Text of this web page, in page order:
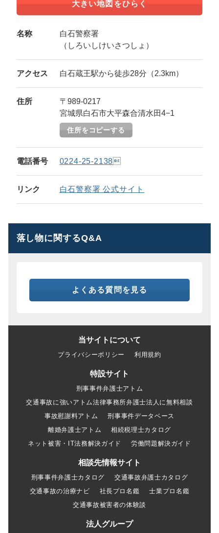
大きい地図をひらく
名称
白石警察署
（しろいしけいさつしょ）
アクセス 白石蔵王駅から徒歩28分（2.3km）
住所
〒989-0217
宮城県白石市大平森合清水田4−1
住所をコピーする
電話番号 0224-25-2138
リンク 白石警察署 公式サイト
落し物に関するQ&A
よくある質問を見る
当サイトについて
プライバシーポリシー 利用規約
特設サイト
刑事事件弁護士アトム
交通事故に強いアトム法律事務所弁護士法人に無料相談
事故慰謝料アトム
刑事事件データベース
離婚弁護士アトム
相続税理士カタログ
ネット被害・IT法務解決ガイド
労働問題解決ガイド
相談先情報サイト
刑事事件弁護士カタログ
交通事故弁護士カタログ
交通事故の治療ナビ
社長プロ名鑑
士業プロ名鑑
交通事故被害者の体験談
法人グループ